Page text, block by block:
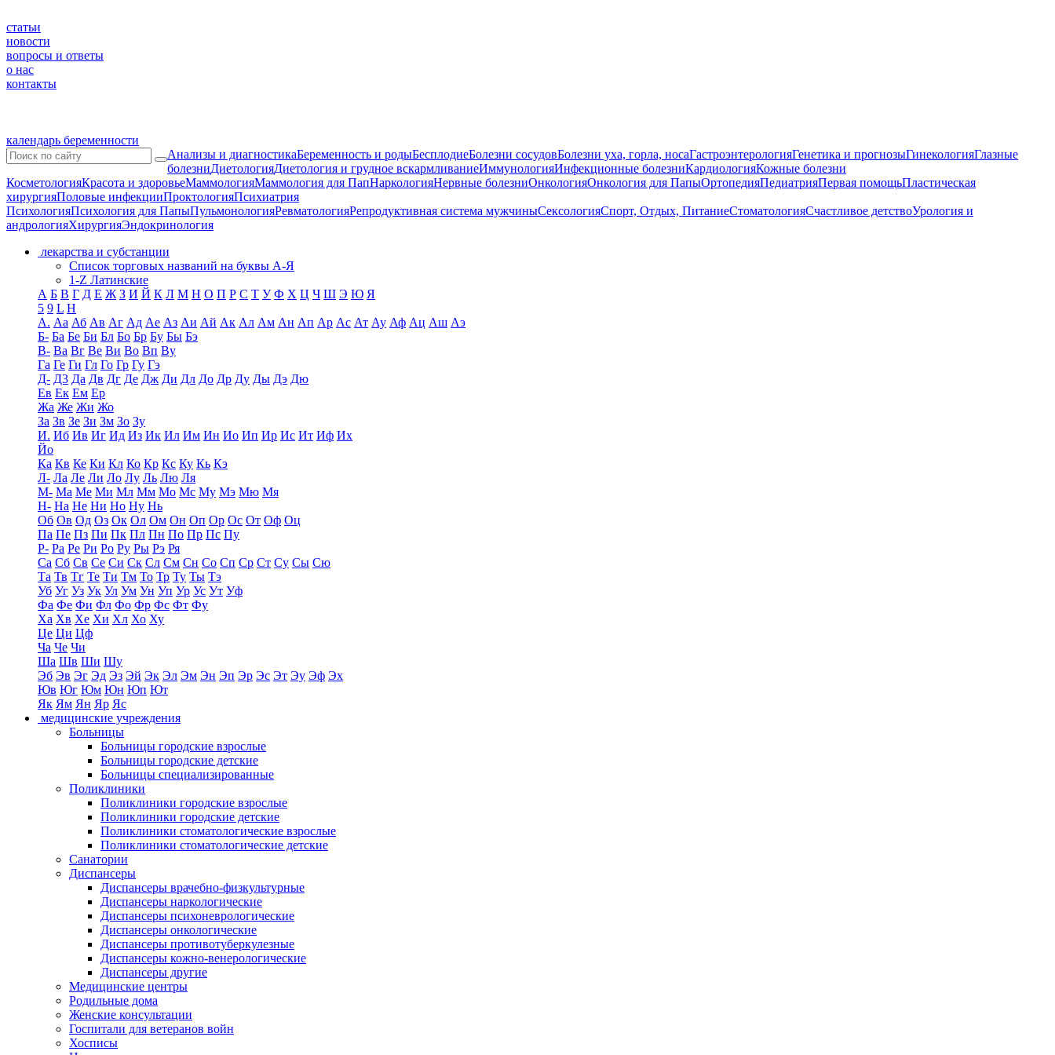
статьи
новости
вопросы и ответы
о нас
контакты
календарь беременности
Анализы и диагностикаБеременность и родыБесплодиеБолезни сосудовБолезни уха, горла, носаГастроэнтерологияГенетика и прогнозыГинекологияГлазные
болезниДиетологияДиетология и грудное вскармливаниеИммунологияИнфекционные болезниКардиологияКожные болезни
КосметологияКрасота и здоровьеМаммологияМаммология для ПапНаркологияНервные болезниОнкологияОнкология для ПапыОртопедияПедиатрияПервая помощьПластическая
хирургияПоловые инфекцииПроктологияПсихиатрия
ПсихологияПсихология для ПапыПульмонологияРевматологияРепродуктивная система мужчиныСексологияСпорт, Отдых, ПитаниеСтоматологияСчастливое детствоУрология и
андрологияХирургияЭндокринология
лекарства и субстанции
Список торговых названий на буквы А-Я
1-Z Латинские
А Б В Г Д Е Ж З И Й К Л М Н О П Р С Т У Ф Х Ц Ч Ш Э Ю Я
5 9 L H
А. Аа Аб Ав Аг Ад Ае Аз Аи Ай Ак Ал Ам Ан Ап Ар Ас Ат Ау Аф Ац Аш Аэ
Б- Ба Бе Би Бл Бо Бр Бу Бы Бэ
В- Ва Вг Ве Ви Во Вп Ву
Га Ге Ги Гл Го Гр Гу Гэ
Д- Д3 Да Дв Дг Де Дж Ди Дл До Др Ду Ды Дэ Дю
Ев Ек Ем Ер
Жа Же Жи Жо
За Зв Зе Зи Зм Зо Зу
И. Иб Ив Иг Ид Из Ик Ил Им Ин Ио Ип Ир Ис Ит Иф Их
Йо
Ка Кв Ке Ки Кл Ко Кр Кс Ку Кь Кэ
Л- Ла Ле Ли Ло Лу Ль Лю Ля
М- Ма Ме Ми Мл Мм Мо Мс Му Мэ Мю Мя
Н- На Не Ни Но Ну Нь
Об Ов Од Оз Ок Ол Ом Он Оп Ор Ос От Оф Оц
Па Пе Пз Пи Пк Пл Пн По Пр Пс Пу
Р- Ра Ре Ри Ро Ру Ры Рэ Ря
Са Сб Св Се Си Ск Сл См Сн Со Сп Ср Ст Су Сы Сю
Та Тв Тг Те Ти Тм То Тр Ту Ты Тэ
Уб Уг Уз Ук Ул Ум Ун Уп Ур Ус Ут Уф
Фа Фе Фи Фл Фо Фр Фс Фт Фу
Ха Хв Хе Хи Хл Хо Ху
Це Ци Цф
Ча Че Чи
Ша Шв Ши Шу
Эб Эв Эг Эд Эз Эй Эк Эл Эм Эн Эп Эр Эс Эт Эу Эф Эх
Юв Юг Юм Юн Юп Ют
Як Ям Ян Яр Яс
медицинские учреждения
Больницы
Больницы городские взрослые
Больницы городские детские
Больницы специализированные
Поликлиники
Поликлиники городские взрослые
Поликлиники городские детские
Поликлиники стоматологические взрослые
Поликлиники стоматологические детские
Санатории
Диспансеры
Диспансеры врачебно-физкультурные
Диспансеры наркологические
Диспансеры психоневрологические
Диспансеры онкологические
Диспансеры противотуберкулезные
Диспансеры кожно-венерологические
Диспансеры другие
Медицинские центры
Родильные дома
Женские консультации
Госпитали для ветеранов войн
Хосписы